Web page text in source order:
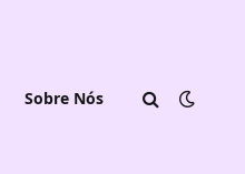
Sobre Nós